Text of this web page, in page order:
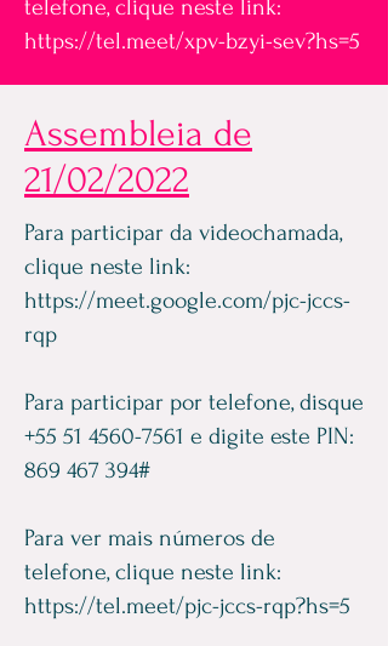
telefone, clique neste link:
https://tel.meet/xpv-bzyi-sev?hs=5
Assembleia de
21/02/2022
Para participar da videochamada,
clique neste link:
https://meet.google.com/pjc-jccs-
rqp
Para participar por telefone, disque
+55 51 4560-7561 e digite este PIN:
869 467 394#
Para ver mais números de
telefone, clique neste link:
https://tel.meet/pjc-jccs-rqp?hs=5